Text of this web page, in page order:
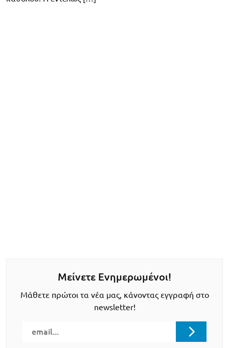
Μείνετε Ενημερωμένοι!
Μάθετε πρώτοι τα νέα μας, κάνοντας εγγραφή στο
newsletter!